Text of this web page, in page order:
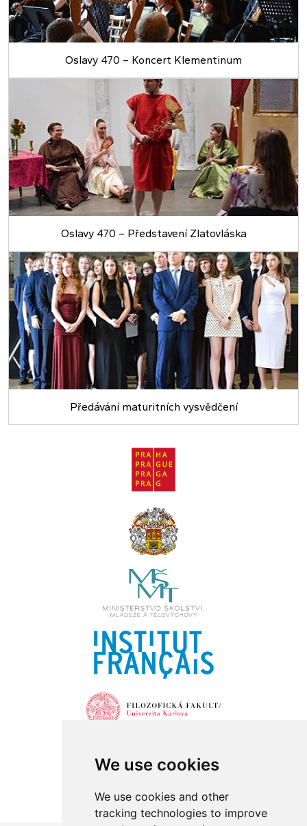
We use cookies
We use cookies and other
tracking technologies to improve
Oslavy 470 – Koncert Klementinum
Oslavy 470 – Představení Zlatovláska
Předávání maturitních vysvědčení